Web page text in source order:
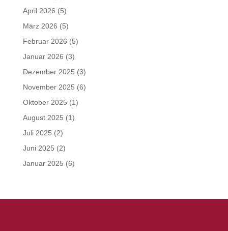
April 2026 (5)
März 2026 (5)
Februar 2026 (5)
Januar 2026 (3)
Dezember 2025 (3)
November 2025 (6)
Oktober 2025 (1)
August 2025 (1)
Juli 2025 (2)
Juni 2025 (2)
Januar 2025 (6)